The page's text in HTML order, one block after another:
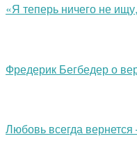
«Я теперь ничего не
Фредерик Бегбедер о
Любовь всегда